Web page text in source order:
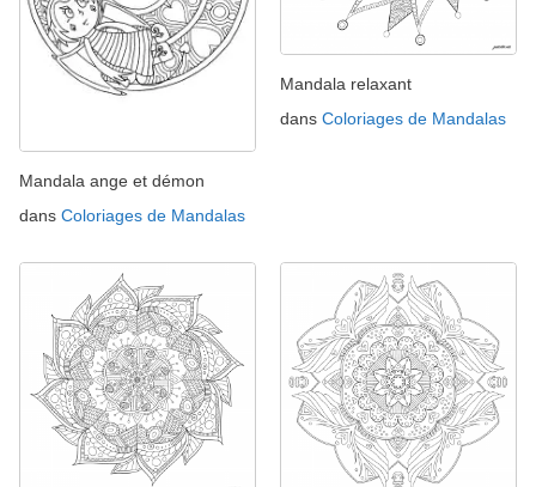
Mandala ange et démon
dans Coloriages de Mandalas
Mandala relaxant
dans Coloriages de Mandalas